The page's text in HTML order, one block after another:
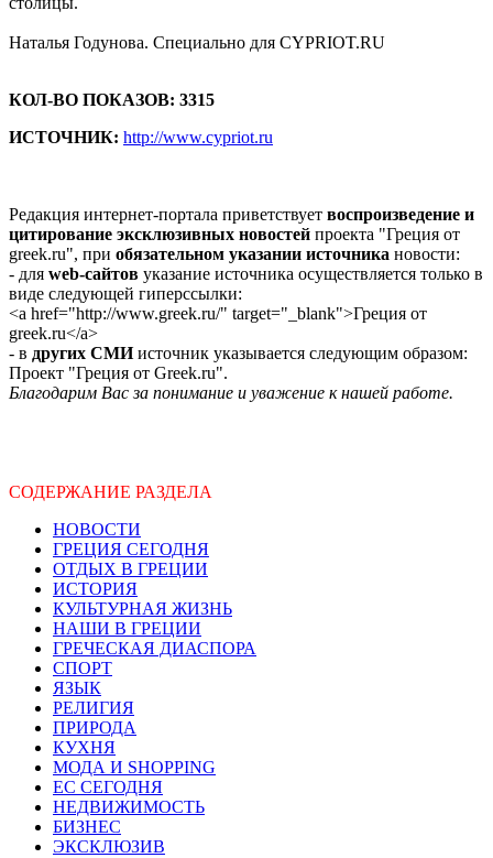
Наталья Годунова. Специально для CYPRIOT.RU
КОЛ-ВО ПОКАЗОВ: 3315
ИСТОЧНИК: http://www.cypriot.ru
Редакция интернет-портала приветствует воспроизведение и
цитирование эксклюзивных новостей проекта "Греция от
greek.ru", при обязательном указании источника новости:
- для web-сайтов указание источника осуществляется только в
виде следующей гиперссылки:
<a href="http://www.greek.ru/" target="_blank">Греция от
greek.ru</a>
- в других СМИисточник указывается следующим образом:
Проект "Греция от Greek.ru".
Благодарим Вас за понимание и уважение к нашей работе.
СОДЕРЖАНИЕ РАЗДЕЛА
НОВОСТИ
ГРЕЦИЯ СЕГОДНЯ
ОТДЫХ В ГРЕЦИИ
ИСТОРИЯ
КУЛЬТУРНАЯ ЖИЗНЬ
НАШИ В ГРЕЦИИ
ГРЕЧЕСКАЯ ДИАСПОРА
СПОРТ
ЯЗЫК
РЕЛИГИЯ
ПРИРОДА
КУХНЯ
МОДА И SHOPPING
ЕС СЕГОДНЯ
НЕДВИЖИМОСТЬ
БИЗНЕС
ЭКСКЛЮЗИВ